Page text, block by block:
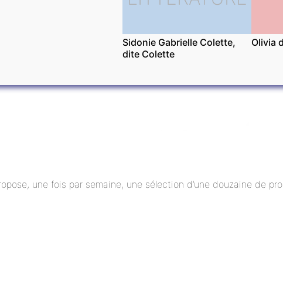
Sidonie Gabrielle Colette,
dite Colette
Olivia
une fois par semaine, une sélection d’une douzaine de